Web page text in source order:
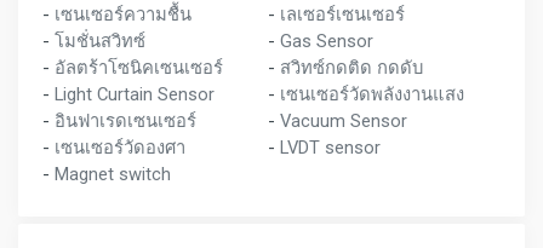
- เซนเซอร์ความชื้น - เลเซอร์เซนเซอร์
- โมชั่นสวิทซ์ - Gas Sensor
- อัลตร้าโซนิคเซนเซอร์ - สวิทซ์กดติด กดดับ
- Light Curtain Sensor - เซนเซอร์วัดพลังงานแสง
- อินฟาเรดเซนเซอร์ - Vacuum Sensor
- เซนเซอร์วัดองศา - LVDT sensor
- Magnet switch